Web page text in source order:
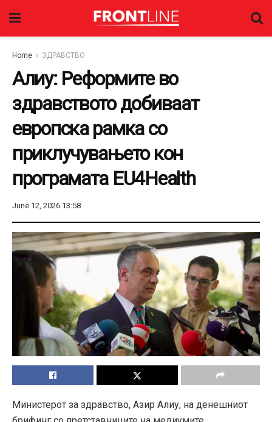
Home ЗДРАВСТВО
Алиу: Реформите во
здравството добиваат
европска рамка со
приклучувањето кон
програмата EU4Health
June 12, 2026 13:58
Министерот за здравство, Азир Алиу, на денешниот